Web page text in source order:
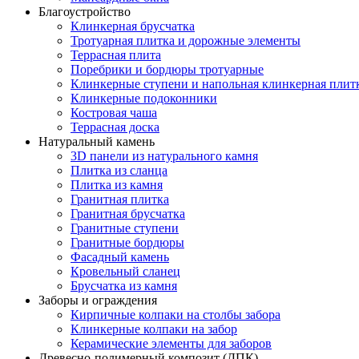
Благоустройство
Клинкерная брусчатка
Тротуарная плитка и дорожные элементы
Террасная плита
Поребрики и бордюры тротуарные
Клинкерные ступени и напольная клинкерная
Клинкерные подоконники
Костровая чаша
Террасная доска
Натуральный камень
3D панели из натурального камня
Плитка из сланца
Плитка из камня
Гранитная плитка
Гранитная брусчатка
Гранитные ступени
Гранитные бордюры
Фасадный камень
Кровельный сланец
Брусчатка из камня
Заборы и ограждения
Кирпичные колпаки на столбы забора
Клинкерные колпаки на забор
Керамические элементы для заборов